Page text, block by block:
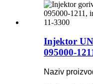
Injektor
095000-
Naziv